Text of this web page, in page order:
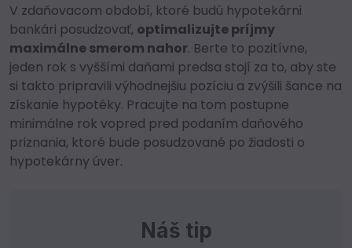
V zdaňovacom období, ktoré budú hypotekárni
bankári posudzovať, optimalizujte príjmy
maximálne smerom nahor. Berte to pozitívne,
jeden rok s vyššími daňami predsa stojí za to, aby ste
si takto pripravili výhodnejšiu pozíciu a zvýšili šance na
získanie hypotéky. Pracujte na tom postupne
minimálne rok vopred pred podaním daňového
priznania, ktoré bude posudzované po žiadosti o
hypotekárny úver.
Náš tip